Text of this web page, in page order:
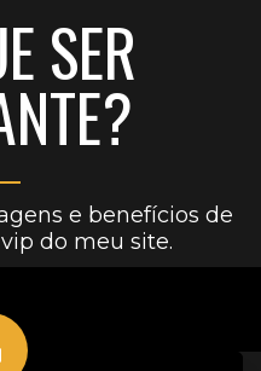
SER
e benefícios de
do meu site.